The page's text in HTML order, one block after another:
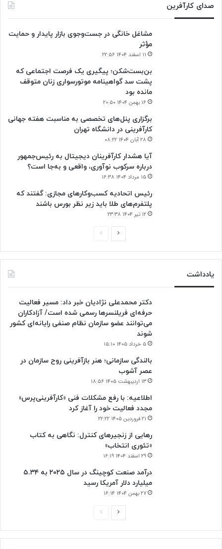
صدای کارآفرین
مشاغل خانگی در جست‌وجوی بازار پایدار و حمایت
مؤثر
۱۱ اسفند ۱۴۰۴ ۲۲:۵۶
بن‌بست‌شکن؛ پیگیری یک فرصت اجتماعی که
پشت سد گواهینامه موتورسواری زنان متوقف
مانده بود
۱۶ بهمن ۱۴۰۴ ۲۰:۵۰
برگزاری پنل‌های تخصصی به مناسبت هفته جهانی
کارآفرینی در دانشگاه تهران
۲۸ آبان ۱۴۰۴ ۰۸:۲۲
آیا هشدار کارآفرینان دیجیتال به رئیس‌جمهور
درباره سرکوب نوآوری، واقعی و به‌جا است؟
۱۵ مرداد ۱۴۰۴ ۱۶:۳۸
‏رئیس اتحادیه کسب‌وکارهای مجازی: گفتند که
پلتفرم‌های طلا باید زیر نظر بورس باشند
۱۲ تیر ۱۴۰۴ ۲۳:۳۸
صفحه
صفحه
یادداشت
دکتر محمدعلی نژادیان خبر داد: مسیر فعالیت
حرفه‌ای فریلنسرها رسمی شده است/ آزادکاران
می‌توانند عضو سازمان نظام صنفی رایانه‌ای کشور
شوند
۵ خرداد ۱۴۰۵ ۱۵:۱۰
بالندگی سازمانی؛ هنر بازآفرینی روح سازمان در
عصر آشوب
۱۳ اردیبهشت ۱۴۰۵ ۱۸:۵۶
اطلاعیه: با رفع مشکلات فنی «کارآفرینی‌پرس»
مجدد فعالیت خود را آغاز کرد
۲۱ فروردین ۱۴۰۵ ۲۲:۲۲
رهایی از زنجیرهای کنترل: نگاهی به کتاب
«تئوری انتخاب»
۲۹ اسفند ۱۴۰۴ ۱۶:۱۹
درآمد صنعت کوچینگ در سال ۲۰۲۵ به ۵.۳۴
میلیارد دلار آمریکا رسید
۲۷ بهمن ۱۴۰۴ ۱۶:۱۴
صفحه
صفحه